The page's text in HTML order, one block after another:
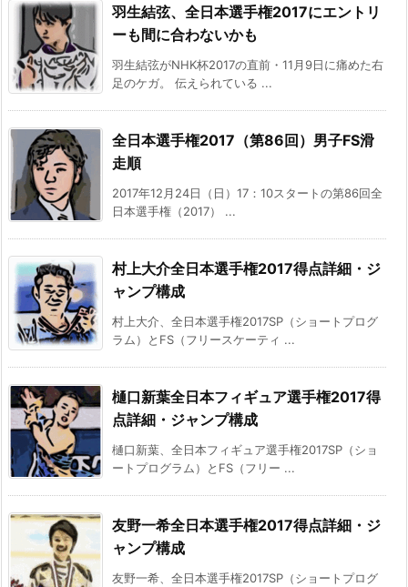
羽生結弦、全日本選手権2017にエントリ
ーも間に合わないかも
羽生結弦がNHK杯2017の直前・11月9日に痛めた右
足のケガ。 伝えられている ...
全日本選手権2017（第86回）男子FS滑
走順
2017年12月24日（日）17：10スタートの第86回全
日本選手権（2017） ...
村上大介全日本選手権2017得点詳細・ジ
ャンプ構成
村上大介、全日本選手権2017SP（ショートプログ
ラム）とFS（フリースケーティ ...
樋口新葉全日本フィギュア選手権2017得
点詳細・ジャンプ構成
樋口新葉、全日本フィギュア選手権2017SP（ショ
ートプログラム）とFS（フリー ...
友野一希全日本選手権2017得点詳細・ジ
ャンプ構成
友野一希、全日本選手権2017SP（ショートプログ